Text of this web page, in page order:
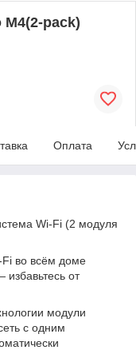
pack)
Оплата
Wi-Fi (2 модуля
Fi во всём доме
от
модули
с одним